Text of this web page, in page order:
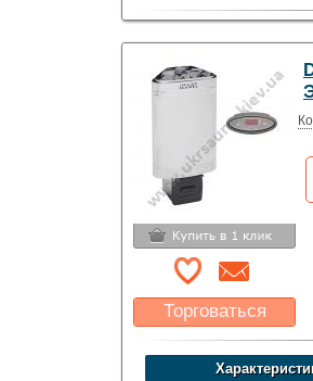
Использование: Для
Торговаться
Какая цена Вас
устроит?